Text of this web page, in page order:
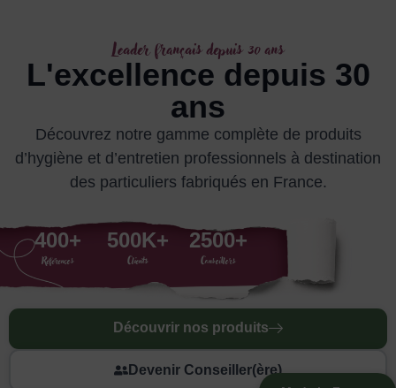
impacter moins
Ici, notre site de
à 5km seulement
Leader français depuis 30 ans
L'excellence depuis 30
ans
Découvrez notre gamme complète de produits
d’hygiène et d’entretien professionnels à destination
des particuliers fabriqués en France.
Références
400+
Clients
500K+
Conseillers
2500+
Découvrir nos produits
Devenir Conseiller(ère)